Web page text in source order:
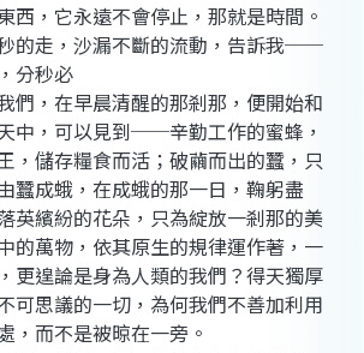
，它永遠不會停止，那就是時間。
走，沙漏不斷的流動，告訴我──
分秒必
們，在早晨清醒的那剎那，便開始和
中，可以見到──辛勤工作的蜜蜂，
，儲存糧食而活；破繭而出的蠶，只
蠶成蛾，在成蛾的那一日，鞠躬盡
英繽紛的花朵，只為綻放一剎那的美
萬物，依其原生的規律運作著，一
更遑論是身為人類的我們？得天獨厚
可思議的一切，為何我們不善加利用
，而不是被晾在一旁。